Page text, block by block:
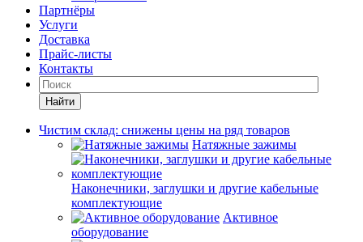
Партнёры
Услуги
Доставка
Прайс-листы
Контакты
Найти
Чистим склад: снижены цены на ряд товаров
Натяжные зажимы
Наконечники, заглушки и другие кабельные
комплектующие
Активное
оборудование